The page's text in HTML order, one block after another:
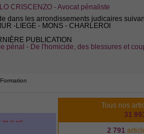
CRISCENZO - Avocat pénaliste
dans les arrondissements judicaires
-LIEGE - MONS - CHARLEROI
PUBLICATION
pénal - De l'homicide, des blessures et
Tous nos
31
2 791